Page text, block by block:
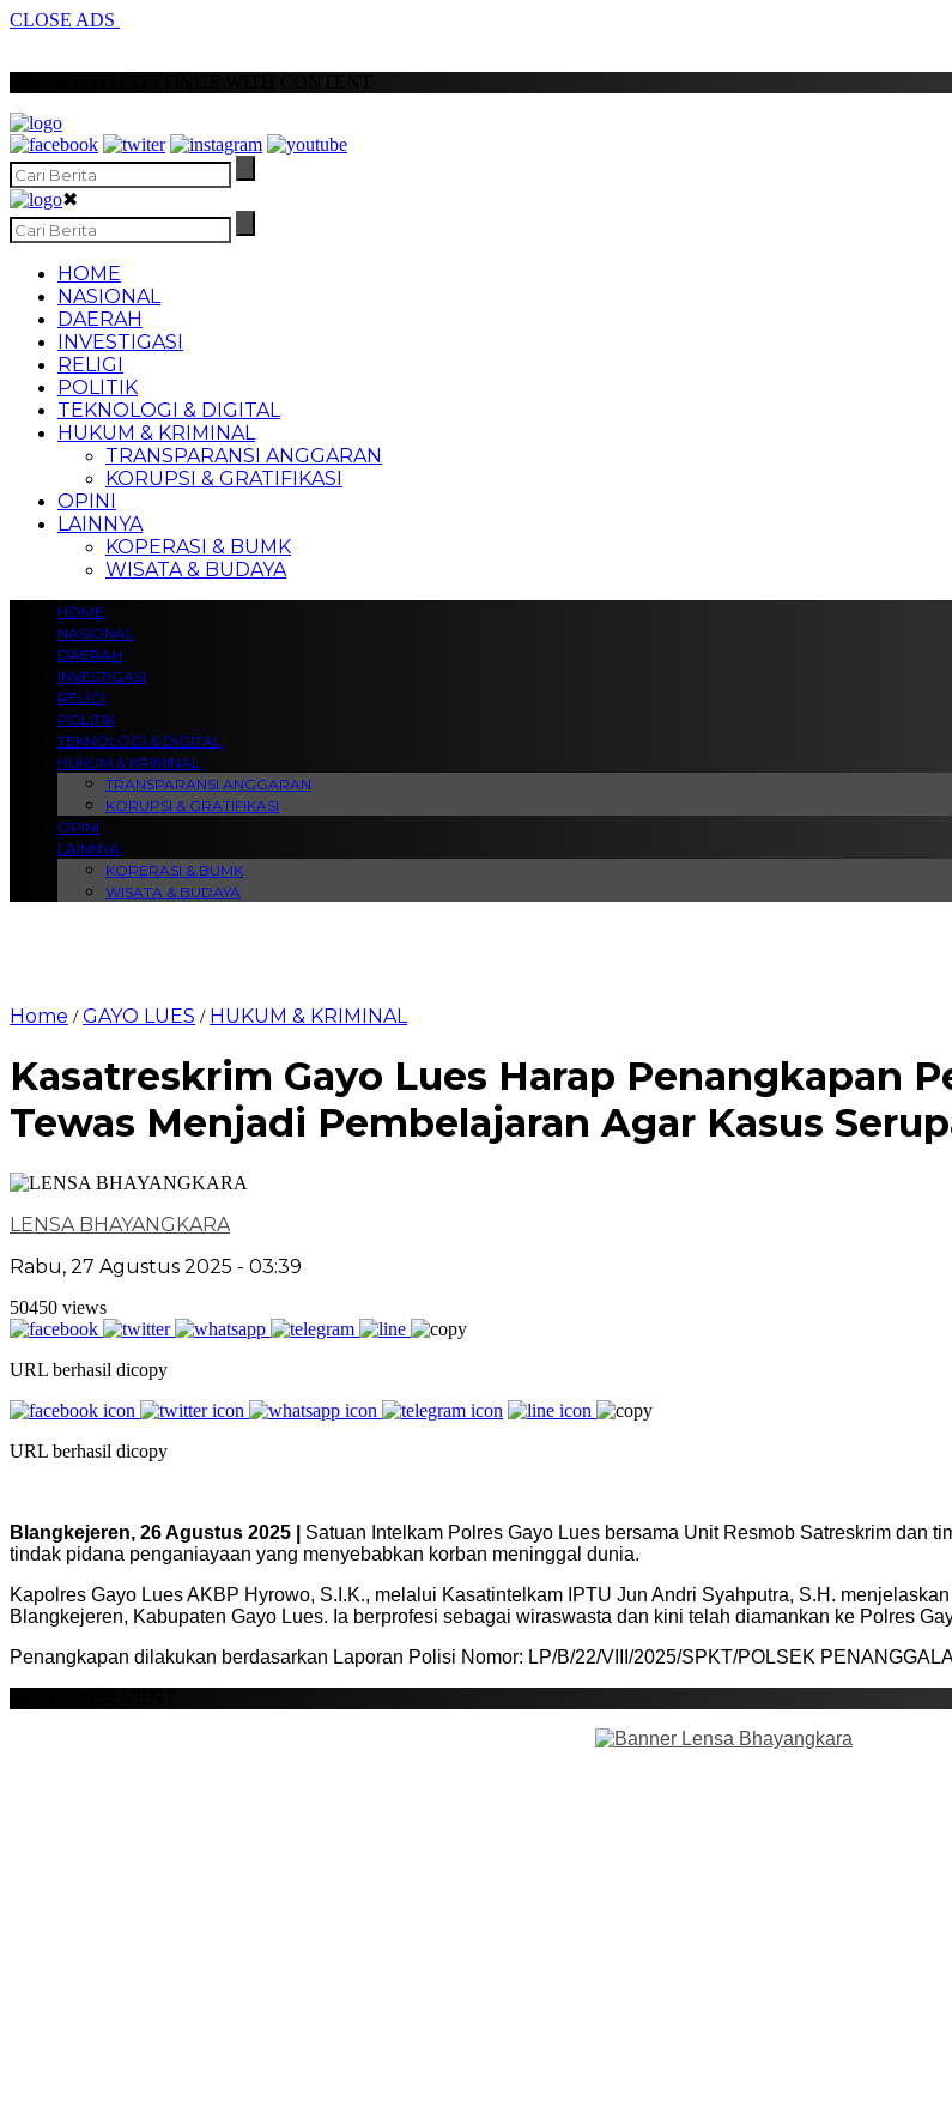
CLOSE ADS
✖
HOME
NASIONAL
DAERAH
INVESTIGASI
RELIGI
POLITIK
TEKNOLOGI & DIGITAL
HUKUM & KRIMINAL
TRANSPARANSI ANGGARAN
KORUPSI & GRATIFIKASI
OPINI
LAINNYA
KOPERASI & BUMK
WISATA & BUDAYA
HOME
NASIONAL
DAERAH
INVESTIGASI
RELIGI
POLITIK
TEKNOLOGI & DIGITAL
HUKUM & KRIMINAL
TRANSPARANSI ANGGARAN
KORUPSI & GRATIFIKASI
OPINI
LAINNYA
KOPERASI & BUMK
WISATA & BUDAYA
Home /GAYO LUES / HUKUM & KRIMINAL
Kasatreskrim Gayo Lues Harap Penangkapan
Tewas Menjadi Pembelajaran Agar Kasus
LENSA BHAYANGKARA
Rabu, 27 Agustus 2025 - 03:39
50450 views
URL berhasil dicopy
URL berhasil dicopy
Blangkejeren, 26 Agustus 2025 | Satuan Intelkam Polres Gayo Lues bersama Unit Resmob Satreskrim dan
tindak pidana penganiayaan yang menyebabkan korban meninggal dunia.
Kapolres Gayo Lues AKBP Hyrowo, S.I.K., melalui Kasatintelkam IPTU Jun Andri Syahputra, S.H.
Blangkejeren, Kabupaten Gayo Lues. Ia berprofesi sebagai wiraswasta dan kini telah diamankan ke Polres
Penangkapan dilakukan berdasarkan Laporan Polisi Nomor: LP/B/22/VIII/2025/SPKT/POLSEK